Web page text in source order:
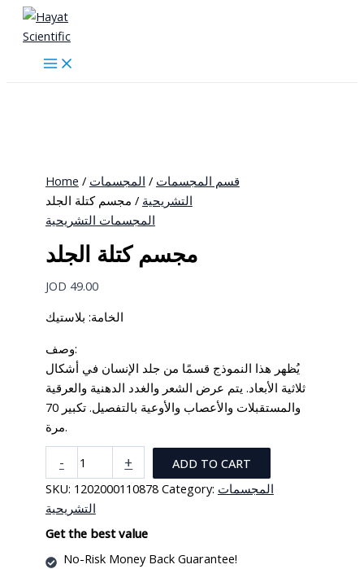
Skip
content
Home / قسم المجسمات / المجسمات
التشريحية / مجسم كتلة الجلد
المجسمات التشريحية
مجسم كتلة الجلد
JOD 49.00
الخامة: بلاستيك
وصف:
يُظهر هذا النموذج قسمًا من جلد الإنسان في أشكال
ثلاثية الأبعاد. يتم عرض الشعر والغدد الدهنية والعرقية
والمستقبلات والأعصاب والأوعية بالتفصيل. تكبير 70
مرة.
-
كتلة
الجلد
quantity
+
ADD TO CART
SKU: 1202000110878 Category: المجسمات
التشريحية
Get the best value
No-Risk Money Back Guarantee!